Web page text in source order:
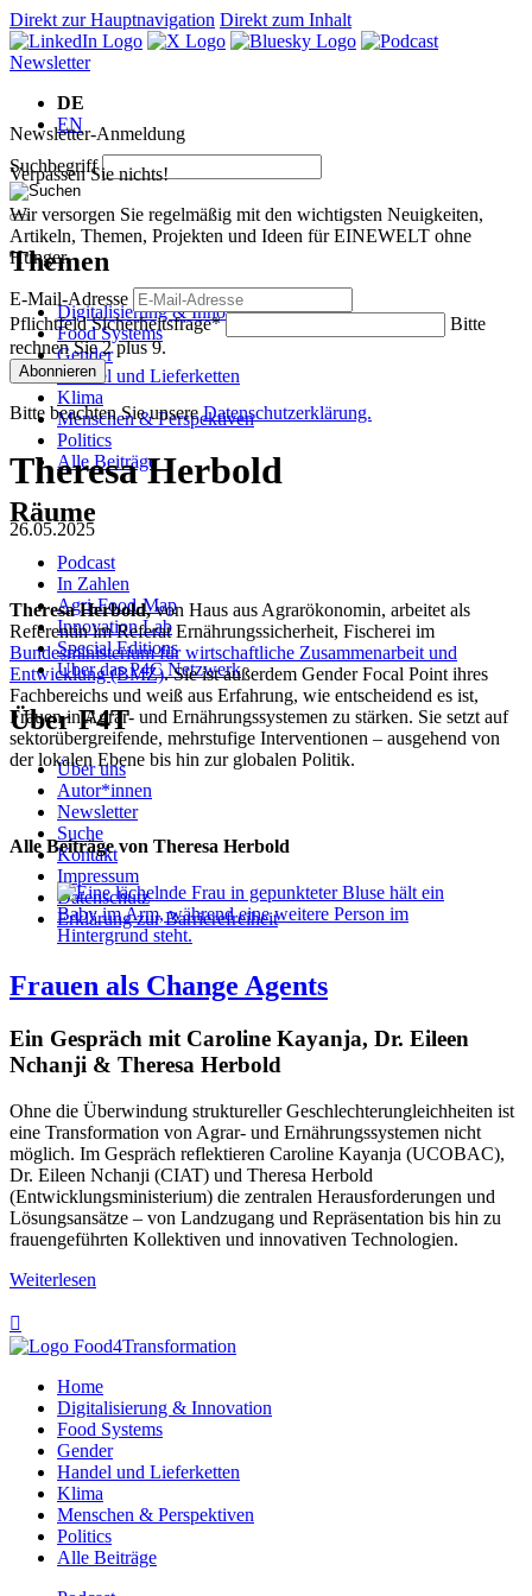
Direkt zur Hauptnavigation Direkt zum Inhalt
Newsletter
DE
EN
Suchbegriff
Themen
Digitalisierung & Innovation
Food Systems
Gender
Handel und Lieferketten
Klima
Menschen & Perspektiven
Politics
Alle Beiträge
Räume
Podcast
In Zahlen
Agri-Food-Map
Innovation Lab
Special Editions
Über das P4C Netzwerk
Über F4T
Über uns
Autor*innen
Newsletter
Suche
Kontakt
Impressum
Datenschutz
Erklärung zur Barrierefreiheit
Newsletter-Anmeldung
Verpassen Sie nichts!
Wir versorgen Sie regelmäßig mit den wichtigsten Neuigkeiten,
Artikeln, Themen, Projekten und Ideen für EINEWELT ohne
Hunger.
E-Mail-Adresse
PflichtfeldSicherheitsfrage*
Bitte
rechnen Sie 2 plus 9.
Abonnieren
Bitte beachten Sie unsereDatenschutzerklärung.
Theresa Herbold
26.05.2025
Theresa Herbold,von Haus aus Agrarökonomin, arbeitet als
Referentin im Referat Ernährungssicherheit, Fischerei im
Bundesministerium für wirtschaftliche Zusammenarbeit und
Entwicklung (BMZ). Sie ist außerdem Gender Focal Point ihres
Fachbereichs und weiß aus Erfahrung, wie entscheidend es ist,
Frauen in Agrar- und Ernährungssystemen zu stärken. Sie setzt auf
sektorübergreifende, mehrstufige Interventionen – ausgehend von
der lokalen Ebene bis hin zur globalen Politik.
Alle Beiträge von Theresa Herbold
Frauen als Change Agents
Ein Gespräch mit Caroline Kayanja, Dr. Eileen
Nchanji & Theresa Herbold
Ohne die Überwindung struktureller Geschlechterungleichheiten ist
eine Transformation von Agrar- und Ernährungssystemen nicht
möglich. Im Gespräch reflektieren Caroline Kayanja (UCOBAC),
Dr. Eileen Nchanji (CIAT) und Theresa Herbold
(Entwicklungsministerium) die zentralen Herausforderungen und
Lösungsansätze – von Landzugang und Repräsentation bis hin zu
frauengeführten Kollektiven und innovativen Technologien.
Weiterlesen

Home
Digitalisierung & Innovation
Food Systems
Gender
Handel und Lieferketten
Klima
Menschen & Perspektiven
Politics
Alle Beiträge